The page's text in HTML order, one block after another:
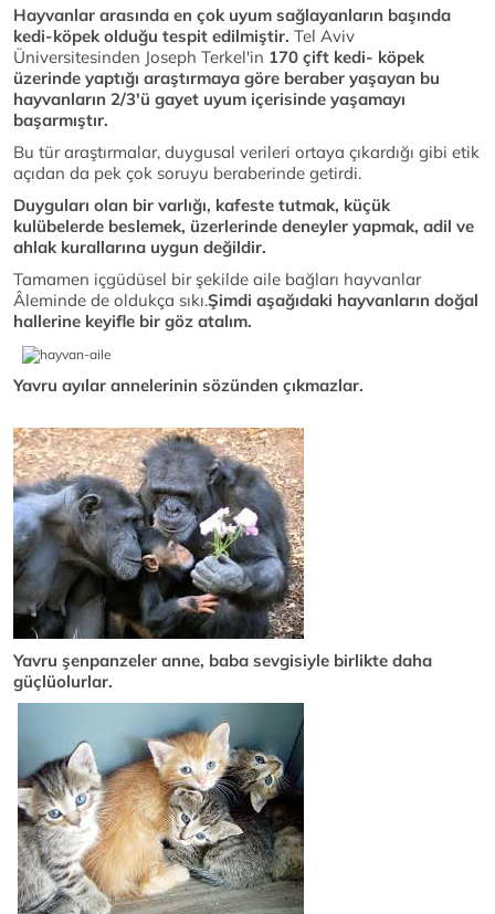
Hayvanlar arasında en çok uyum sağlayanların başında
kedi-köpek olduğu tespit edilmiştir. Tel Aviv
Üniversitesinden Joseph Terkel'in 170 çift kedi- köpek
üzerinde yaptığı araştırmaya göre beraber yaşayan bu
hayvanların 2/3'ü gayet uyum içerisinde yaşamayı
başarmıştır.
Bu tür araştırmalar, duygusal verileri ortaya çıkardığı gibi etik
açıdan da pek çok soruyu beraberinde getirdi.
Duyguları olan bir varlığı, kafeste tutmak, küçük
kulübelerde beslemek, üzerlerinde deneyler yapmak, adil ve
ahlak kurallarına uygun değildir.
Tamamen içgüdüsel bir şekilde aile bağları hayvanlar
Âleminde de oldukça sıkı.Şimdi aşağıdaki hayvanların doğal
hallerine keyifle bir göz atalım.
Yavru ayılar annelerinin sözünden çıkmazlar.
Yavru şenpanzeler anne, baba sevgisiyle birlikte daha
güçlüolurlar.